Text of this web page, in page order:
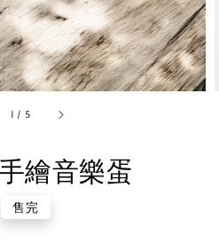
1 / 5
繪音樂蛋
售完